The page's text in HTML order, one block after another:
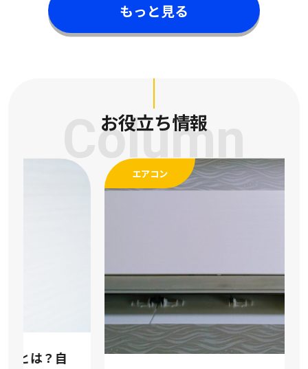
もっと見る
Column
お役立ち情報
エアコン